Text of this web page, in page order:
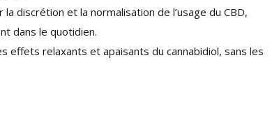
discrétion et la normalisation de l’usage du CBD,
dans le quotidien.
effets relaxants et apaisants du cannabidiol, sans les